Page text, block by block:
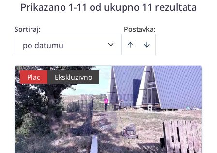
Prikazano 1-11 od ukupno 11 rezultata
Postavka:
Sortiraj:
po datumu
Plac Ekskluzivno